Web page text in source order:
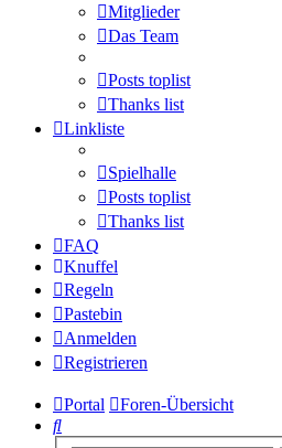
Mitglieder
Das Team
Posts toplist
Thanks list
Linkliste
Spielhalle
Posts toplist
Thanks list
FAQ
Knuffel
Regeln
Pastebin
Anmelden
Registrieren
Portal
Foren-Übersicht
Suche